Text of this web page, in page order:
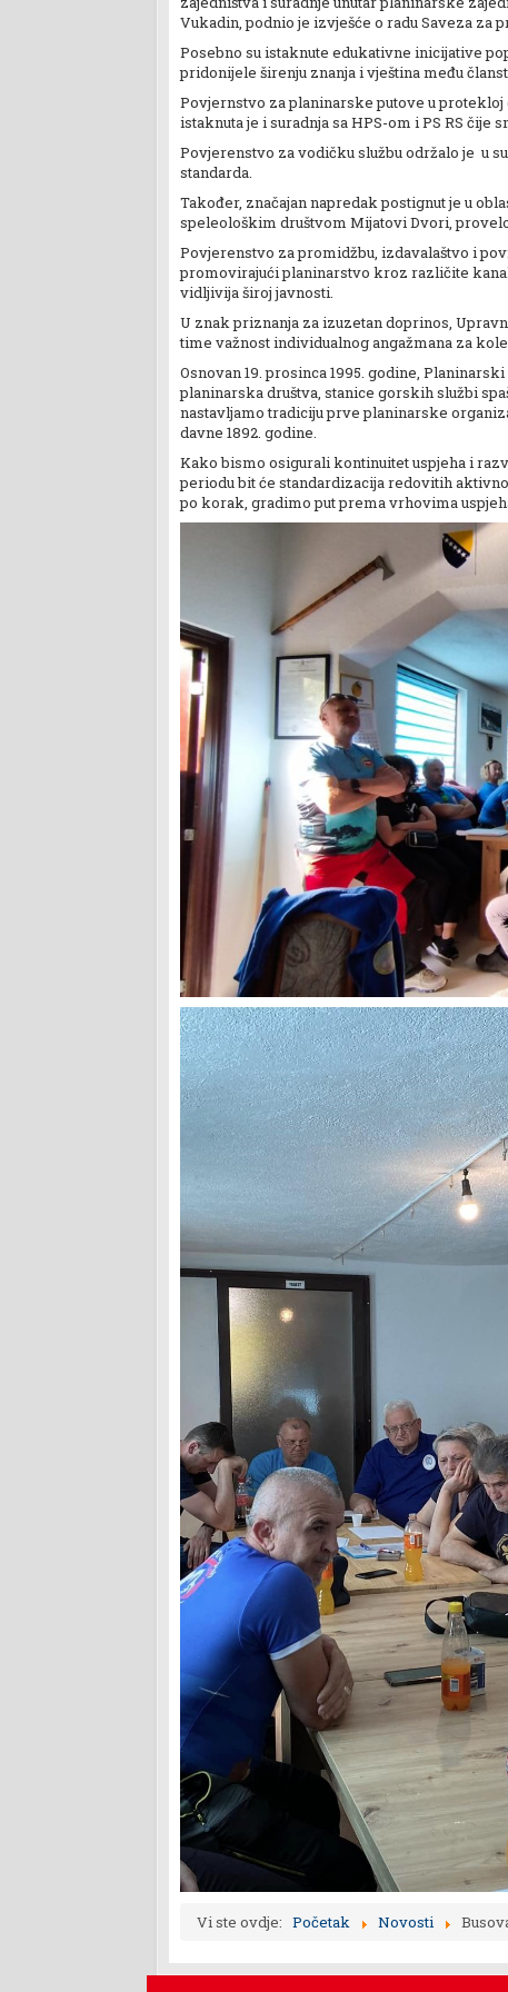
Vukadin, podnio je izvješće o radu Saveza
Posebno su istaknute edukativne inicijative
pridonijele širenju znanja i vještina među
Povjernstvo za planinarske putove u
istaknuta je i suradnja sa HPS-om i PS RS čije
Povjerenstvo za vodičku službu održalo je u
standarda.
Također, značajan napredak postignut je u
speleološkim društvom Mijatovi Dvori,
Povjerenstvo za promidžbu, izdavalaštvo i
promovirajući planinarstvo kroz različite
vidljivija široj javnosti.
U znak priznanja za izuzetan doprinos,
time važnost individualnog angažmana za
Osnovan 19. prosinca 1995. godine,
planinarska društva, stanice gorskih službi
nastavljamo tradiciju prve planinarske
davne 1892. godine.
Kako bismo osigurali kontinuitet uspjeha i
periodu bit će standardizacija redovitih
po korak, gradimo put prema vrhovima
Vi ste ovdje: Početak Novosti